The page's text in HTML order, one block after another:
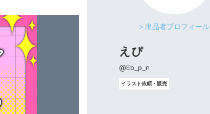
> 出品者プロフィール
えぴ
@Eb_p_n
イラスト依頼・販売